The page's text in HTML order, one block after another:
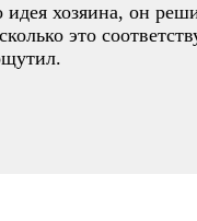
хозяина, он
это